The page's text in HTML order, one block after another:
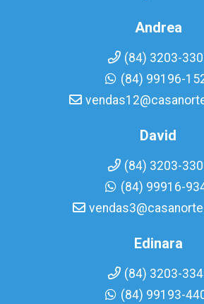
Andrea
(84) 3203-
(84) 99196-
David
(84) 3203-
(84) 99916-
Edinara
(84) 3203-
(84) 99193-